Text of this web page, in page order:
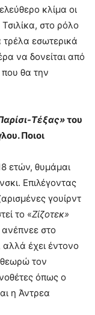
κλίμα οι
στο ρόλο
τρέλα εσωτερικά
να δονείται από
που θα την
Τέξας»του
Ποιοι
ετών, θυμάμαι
Επιλέγοντας
γουίρντ
το «Ζίζοτεκ»
ανέπνεε στο
αλλά έχει έντονο
τον
όπως ο
η Άντρεα